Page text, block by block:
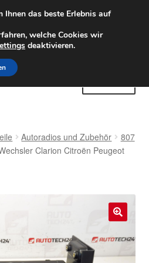
ab 6 EUR
Versand
Mo-Fr 9-16 Uhr
Autoradios und Zubehör
807
Clarion Citroën Peugeot
Ihnen das beste Erlebnis auf
welche Cookies wir
deaktivieren.